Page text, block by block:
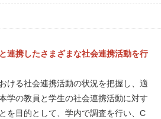
連携したさまざまな社会連携活動を行
ける社会連携活動の状況を把握し、適
学の教員と学生の社会連携活動に対す
を目的として、学内で調査を行い、C